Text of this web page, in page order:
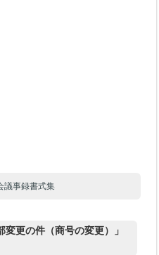
議事録書式集
更の件（商号の変更）」